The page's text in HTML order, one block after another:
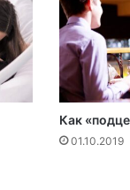
Как
01.10.2019